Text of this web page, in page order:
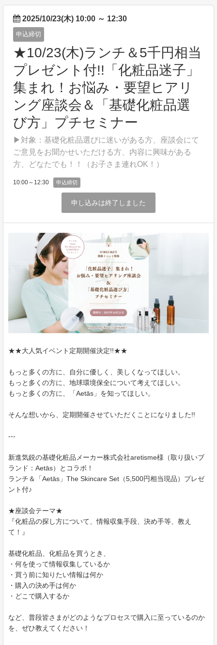
2025/10/23(木) 10:00 ～ 12:30
申込締切
★10/23(木)ランチ＆5千円相当
プレゼント付!!「化粧品迷子」
集まれ！お悩み・要望ヒアリ
ング座談会＆「基礎化粧品選
び方」プチセミナー
▶対象：基礎化粧品選びに迷いがある方、座談会にて
ご意見をお聞かせいただける方、内容に興味がある
方、どなたでも！！（お子さま連れOK！）
10:00～12:30 申込締切
申し込みは終了しました
★★大人気イベント定期開催決定!!★★
もっと多くの方に、自分に優しく、美しくなってほしい。
もっと多くの方に、地球環境保全について考えてほしい。
もっと多くの方に、「Aetās」を知ってほしい。
そんな想いから、定期開催させていただくことになりました!!
---
新進気鋭の基礎化粧品メーカー株式会社aretisme様（取り扱いブ
ランド：Aetās）とコラボ！
ランチ＆「Aetās」The Skincare Set（5,500円相当現品）プレゼ
ント付♪
★座談会テーマ★
『化粧品の探し方について、情報収集手段、決め手等、教え
て！』
基礎化粧品、化粧品を買うとき、
・何を使って情報収集しているか
・買う前に知りたい情報は何か
・購入の決め手は何か
・どこで購入するか
など、普段皆さまがどのようなプロセスで購入に至っているのか
を、ぜひ教えてください！